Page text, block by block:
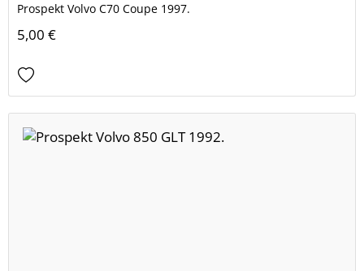
Prospekt Volvo C70 Coupe 1997.
5,00 €